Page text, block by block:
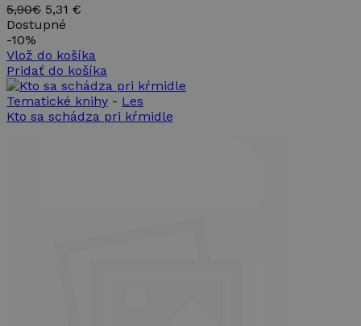
5,90€ 5,31 €
Dostupné
-10%
Vlož do košíka
Pridať do košíka
Tematické knihy - Les
Kto sa schádza pri kŕmidle